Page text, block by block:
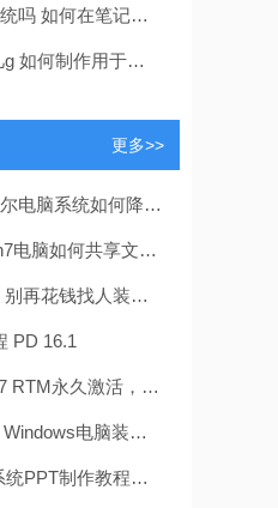
统？System Home U盘重装Win10教程
于系统安装的U盘启动盘
更多>>
？这里有详细教程及准备要点
电脑共享文件操作方法[详细]
简易U盘装Windows，重装不求人
PD 16.1
折腾！教你一步到位稳如老狗
统？手把手教你搞定“黑苹果”
与实用技巧，提升演示文稿专业性